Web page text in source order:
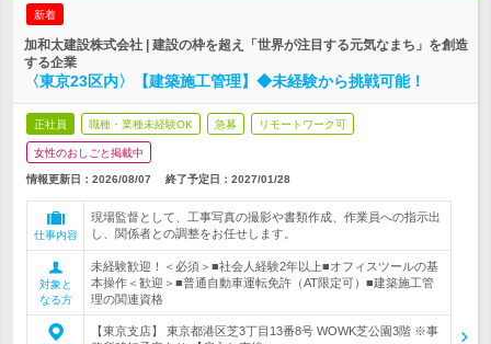
新着
加和太建設株式会社 | 建設の枠を超え「世界が注目する元気なまち」を創造
する企業
〈東京23区内〉【建築施工管理】◆未経験から挑戦可能！
正社員 職種・業種未経験OK 急募 リモートワーク可
女性のおしごと掲載中
情報更新日：2026/08/07 終了予定日： 2027/01/28
仕事内容
現場監督として、工事写真の撮影や書類作成、作業員への指示出
し、関係者との調整をお任せします。
対象と
なる方
未経験歓迎！＜必須＞■社会人経験2年以上■オフィスツールの基
本操作＜歓迎＞■普通自動車運転免許（AT限定可）■建築施工管
理の関連資格
【東京支店】 東京都港区芝3丁目13番8号 WOWK芝公園3階 ※事